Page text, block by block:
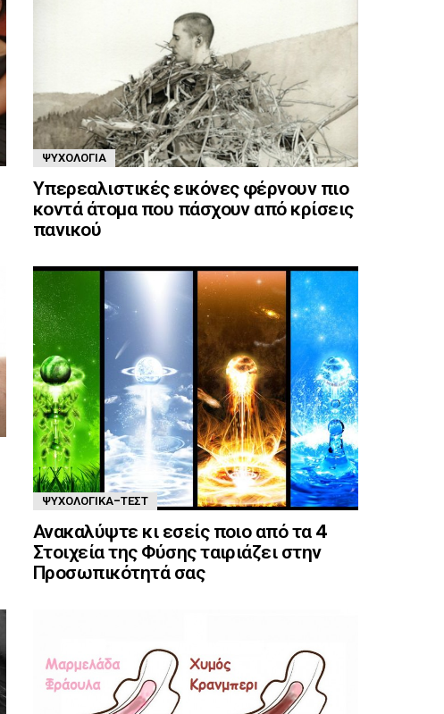
ΨΥΧΟΛΟΓΊΑ
Υπερεαλιστικές εικόνες φέρνουν πιο
κοντά άτομα που πάσχουν από κρίσεις
πανικού
ΨΥΧΟΛΟΓΙΚΆ-ΤΈΣΤ
Ανακαλύψτε κι εσείς ποιο από τα 4
Στοιχεία της Φύσης ταιριάζει στην
Προσωπικότητά σας